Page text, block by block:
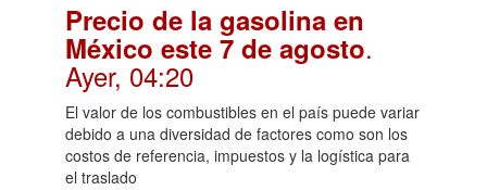
Precio de la gasolina en
México este 7 de agosto.
Ayer, 04:20
El valor de los combustibles en el país puede variar
debido a una diversidad de factores como son los
costos de referencia, impuestos y la logística para
el traslado